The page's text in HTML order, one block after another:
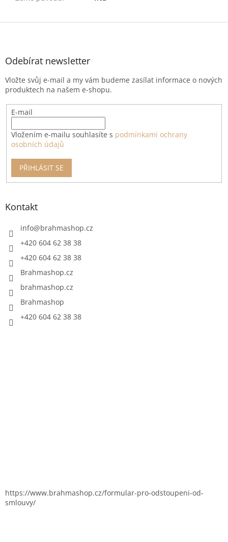
Z
Odebírat newsletter
Vložte svůj e-mail a my vám budeme zasílat informace o nových
produktech na našem e-shopu.
E-mail
Vložením e-mailu souhlasíte s podmínkami ochrany
osobních údajů
PŘIHLÁSIT SE
Kontakt
info@brahmashop.cz
+420 604 62 38 38
+420 604 62 38 38
Brahmashop.cz
brahmashop.cz
Brahmashop
+420 604 62 38 38
https://www.brahmashop.cz/formular-pro-odstoupeni-od-
smlouvy/